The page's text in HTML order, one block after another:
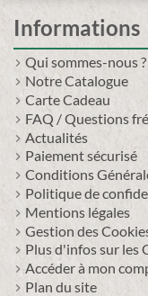
Informations
Qui sommes-nous ?
Notre Catalogue
Carte Cadeau
FAQ / Questions
Actualités
Paiement sécurisé
Conditions
Politique de
Mentions légales
Gestion des
Plus d'infos sur les
Accéder à mon
Plan du site